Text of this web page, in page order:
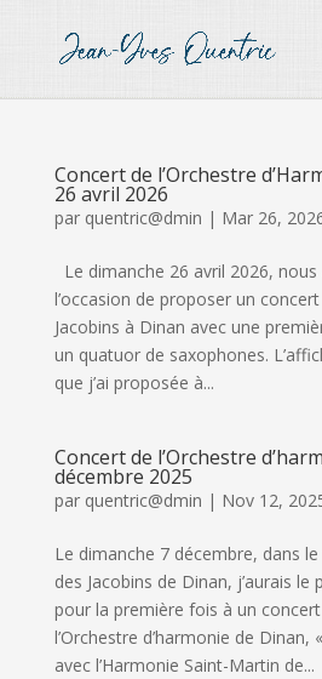
Concert de l’Orchestre
26 avril 2026
par quentric@dmin | Mar 26,
Le dimanche 26 avril 2026,
l’occasion de proposer un
Jacobins à Dinan avec une
un quatuor de saxophones.
que j’ai proposée à...
Concert de l’Orchestre
décembre 2025
par quentric@dmin | Nov 12,
Le dimanche 7 décembre, dans
des Jacobins de Dinan, j’aurais le
pour la première fois à un
l’Orchestre d’harmonie de Dinan,
avec l’Harmonie Saint-Martin de...